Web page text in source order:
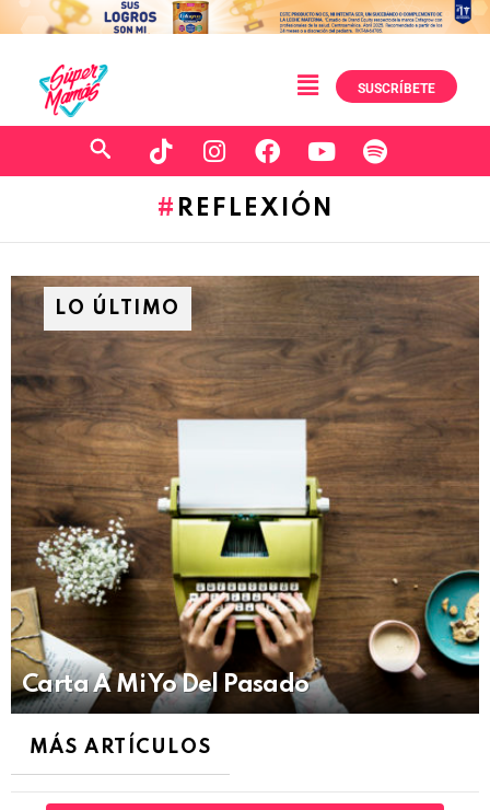
SUSCRÍBETE
REFLEXIÓN
LO ÚLTIMO
Carta A Mi Yo Del Pasado
MÁS ARTÍCULOS